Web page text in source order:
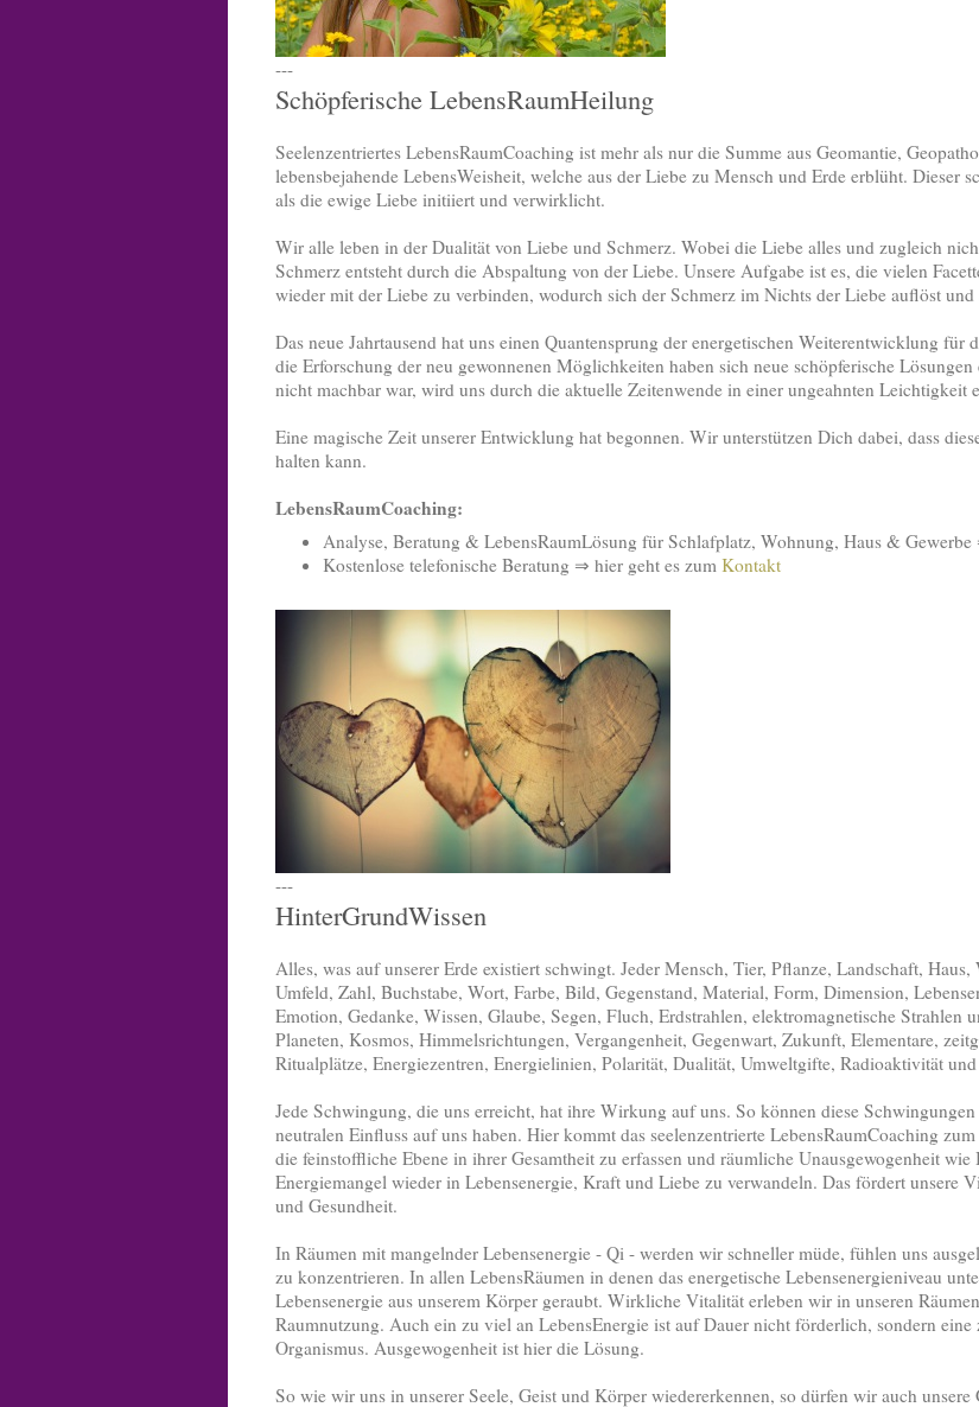
---
Schöpferische LebensRaumHeilung
Seelenzentriertes LebensRaumCoaching ist mehr als nur die Summe aus Geomantie,
lebensbejahende LebensWeisheit, welche aus der Liebe zu Mensch und Erde erblüht. Dieser
als die ewige Liebe initiiert und verwirklicht.
Wir alle leben in der Dualität von Liebe und Schmerz. Wobei die Liebe alles und zugleich
Schmerz entsteht durch die Abspaltung von der Liebe. Unsere Aufgabe ist es, die vielen
wieder mit der Liebe zu verbinden, wodurch sich der Schmerz im Nichts der Liebe auflöst
Das neue Jahrtausend hat uns einen Quantensprung der energetischen Weiterentwicklung
die Erforschung der neu gewonnenen Möglichkeiten haben sich neue schöpferische Lösungen
nicht machbar war, wird uns durch die aktuelle Zeitenwende in einer ungeahnten Leichtigkeit
Eine magische Zeit unserer Entwicklung hat begonnen. Wir unterstützen Dich dabei, dass
halten kann.
LebensRaumCoaching:
Analyse, Beratung & LebensRaumLösung für Schlafplatz, Wohnung, Haus &
Kostenlose telefonische Beratung ⇒ hier geht es zum Kontakt
---
HinterGrundWissen
Alles, was auf unserer Erde existiert schwingt. Jeder Mensch, Tier, Pflanze, Landschaft,
Umfeld, Zahl, Buchstabe, Wort, Farbe, Bild, Gegenstand, Material, Form, Dimension,
Emotion, Gedanke, Wissen, Glaube, Segen, Fluch, Erdstrahlen, elektromagnetische Strahlen
Planeten, Kosmos, Himmelsrichtungen, Vergangenheit, Gegenwart, Zukunft, Elementare,
Ritualplätze, Energiezentren, Energielinien, Polarität, Dualität, Umweltgifte, Radioaktivität
Jede Schwingung, die uns erreicht, hat ihre Wirkung auf uns. So können diese
neutralen Einfluss auf uns haben. Hier kommt das seelenzentrierte LebensRaumCoaching
die feinstoffliche Ebene in ihrer Gesamtheit zu erfassen und räumliche Unausgewogenheit
Energiemangel wieder in Lebensenergie, Kraft und Liebe zu verwandeln. Das fördert unsere
und Gesundheit.
In Räumen mit mangelnder Lebensenergie - Qi - werden wir schneller müde, fühlen uns
zu konzentrieren. In allen LebensRäumen in denen das energetische Lebensenergieniveau
Lebensenergie aus unserem Körper geraubt. Wirkliche Vitalität erleben wir in unseren
Raumnutzung. Auch ein zu viel an LebensEnergie ist auf Dauer nicht förderlich, sondern eine
Organismus. Ausgewogenheit ist hier die Lösung.
So wie wir uns in unserer Seele, Geist und Körper wiedererkennen, so dürfen wir auch unsere